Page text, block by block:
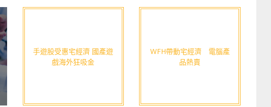
手遊股受惠宅經濟 國產遊
戲海外狂吸金
WFH帶動宅經濟 電腦產
品熱賣